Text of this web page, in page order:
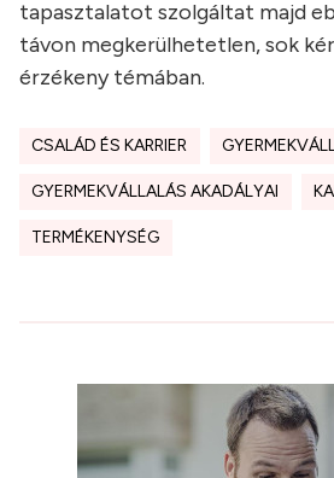
tapasztalatot szolgáltat majd
távon megkerülhetetlen, sok
érzékeny témában.
CSALÁD ÉS KARRIER
GYERMEKVÁLLALÁS AKADÁLYAI
TERMÉKENYSÉG